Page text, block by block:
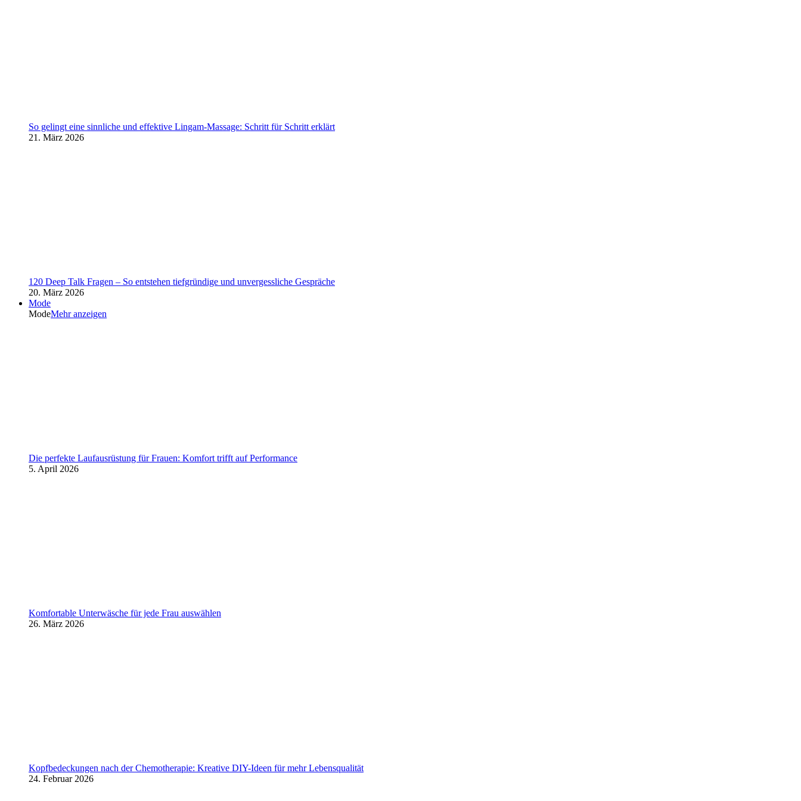
So gelingt eine sinnliche und effektive Lingam-Massage: Schritt für Schritt erklärt
21. März 2026
120 Deep Talk Fragen – So entstehen tiefgründige und unvergessliche Gespräche
20. März 2026
Mode
ModeMehr anzeigen
Die perfekte Laufausrüstung für Frauen: Komfort trifft auf Performance
5. April 2026
Komfortable Unterwäsche für jede Frau auswählen
26. März 2026
Kopfbedeckungen nach der Chemotherapie: Kreative DIY-Ideen für mehr Lebensqualität
24. Februar 2026